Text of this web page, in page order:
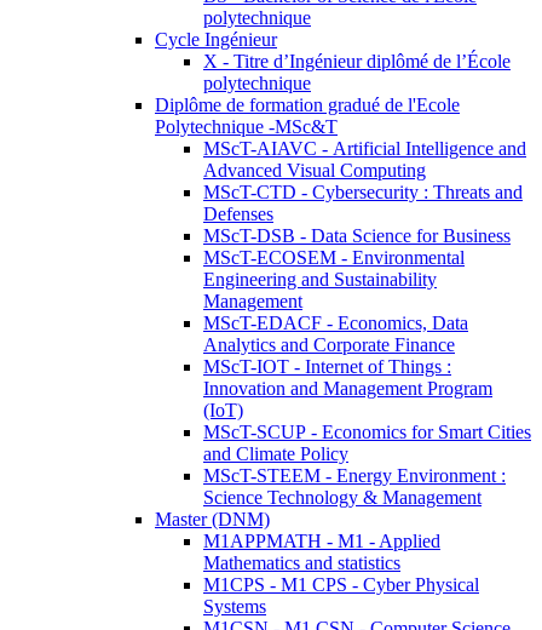
polytechnique
Cycle Ingénieur
X - Titre d’Ingénieur diplômé de l’École
polytechnique
Diplôme de formation gradué de l'Ecole
Polytechnique -MSc&T
MScT-AIAVC - Artificial Intelligence and
Advanced Visual Computing
MScT-CTD - Cybersecurity : Threats and
Defenses
MScT-DSB - Data Science for Business
MScT-ECOSEM - Environmental
Engineering and Sustainability
Management
MScT-EDACF - Economics, Data
Analytics and Corporate Finance
MScT-IOT - Internet of Things :
Innovation and Management Program
(IoT)
MScT-SCUP - Economics for Smart Cities
and Climate Policy
MScT-STEEM - Energy Environment :
Science Technology & Management
Master (DNM)
M1APPMATH - M1 - Applied
Mathematics and statistics
M1CPS - M1 CPS - Cyber Physical
Systems